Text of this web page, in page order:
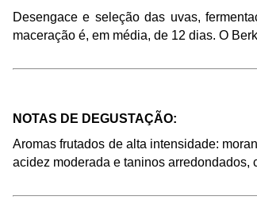
Desengace e seleção das uvas,
maceração é, em média, de 12 dias. O
NOTAS DE DEGUSTAÇÃO:
Aromas frutados de alta intensidade:
acidez moderada e taninos arredondados,